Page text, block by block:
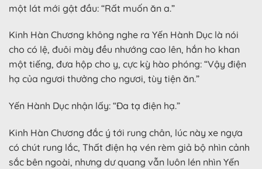
một lát mới gật đầu: “Rất muốn ăn a.”
Kinh Hàn Chương không nghe ra Yến Hành Dục là nói
cho có lệ, đuôi mày đều nhướng cao lên, hắn ho khan
một tiếng, đưa hộp cho y, cực kỳ hào phóng: “Vậy điện
hạ của ngươi thưởng cho ngươi, tùy tiện ăn.”
Yến Hành Dục nhận lấy: “Đa tạ điện hạ.”
Kinh Hàn Chương đắc ý tới rung chân, lúc này xe ngựa
có chút rung lắc, Thất điện hạ vén rèm giả bộ nhìn cảnh
sắc bên ngoài, nhưng dư quang vẫn luôn lén nhìn Yến